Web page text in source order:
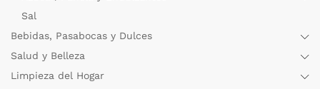
Sal
Bebidas, Pasabocas y Dulces
Salud y Belleza
Limpieza del Hogar